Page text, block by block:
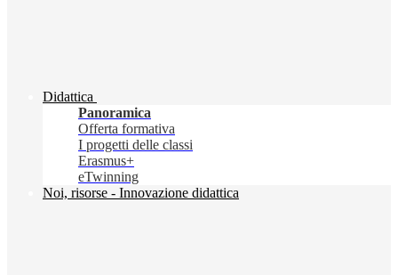
Didattica
Panoramica
Offerta formativa
I progetti delle classi
Erasmus+
eTwinning
Noi, risorse - Innovazione didattica